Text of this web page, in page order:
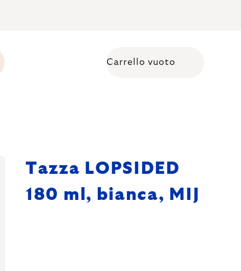
Carrello vuoto
Tazza LOPSIDED
180 ml, bianca, MIJ